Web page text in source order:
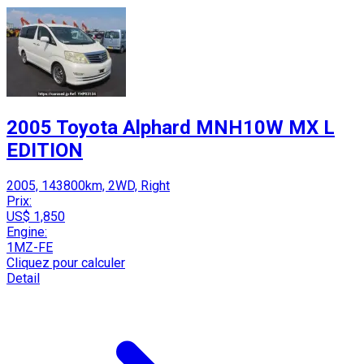
2005 Toyota Alphard MNH10W MX L
EDITION
2005, 143800km, 2WD, Right
Prix:
US$ 1,850
Engine:
1MZ-FE
Cliquez pour calculer
Detail